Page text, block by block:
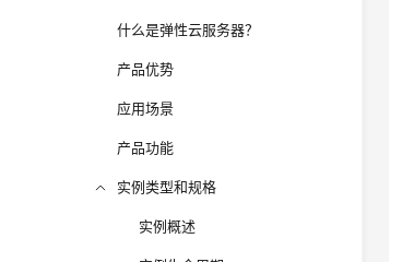
什么是弹性云服务器？
产品优势
应用场景
产品功能
实例类型和规格
实例概述